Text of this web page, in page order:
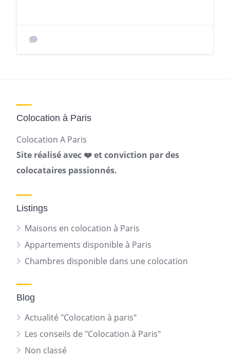
Colocation à Paris
Colocation A Paris
Site réalisé avec ❤️ et conviction par des
colocataires passionnés.
Listings
Maisons en colocation à Paris
Appartements disponible à Paris
Chambres disponible dans une colocation
Blog
Actualité "Colocation à paris"
Les conseils de "Colocation à Paris"
Non classé